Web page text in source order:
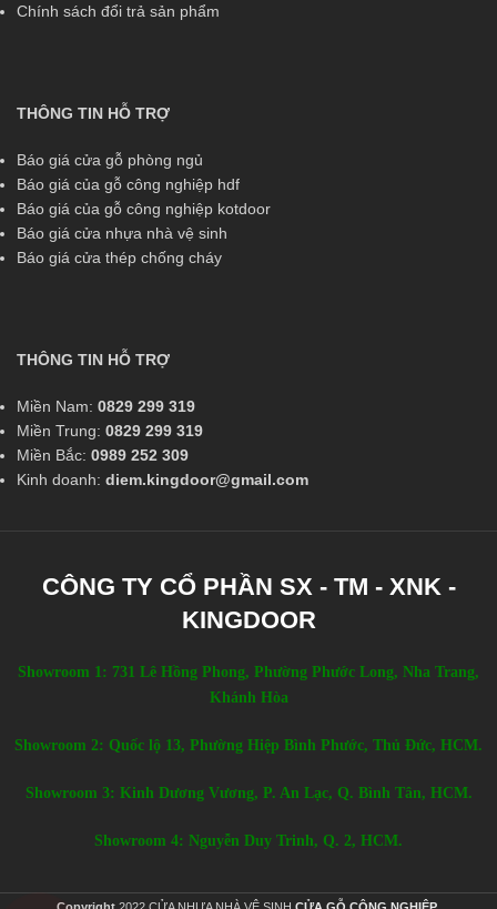
Chính sách đổi trả sản phẩm
THÔNG TIN HỖ TRỢ
Báo giá cửa gỗ phòng ngủ
Báo giá của gỗ công nghiệp hdf
Báo giá của gỗ công nghiệp kotdoor
Báo giá cửa nhựa nhà vệ sinh
Báo giá cửa thép chống cháy
THÔNG TIN HỖ TRỢ
Miền Nam: 0829 299 319
Miền Trung: 0829 299 319
Miền Bắc: 0989 252 309
Kinh doanh: diem.kingdoor@gmail.com
CÔNG TY CỔ PHẦN SX - TM - XNK -
KINGDOOR
Showroom 1: 731 Lê Hồng Phong, Phường Phước Long, Nha Trang,
Khánh Hòa
Showroom 2: Quốc lộ 13, Phường Hiệp Bình Phước, Thủ Đức, HCM.
Showroom 3: Kinh Dương Vương, P. An Lạc, Q. Bình Tân, HCM.
Showroom 4: Nguyễn Duy Trinh, Q. 2, HCM.